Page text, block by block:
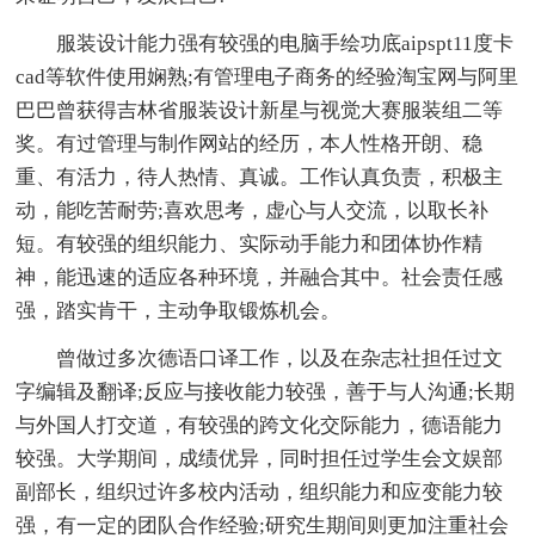
服装设计能力强有较强的电脑手绘功底aipspt11度卡
cad等软件使用娴熟;有管理电子商务的经验淘宝网与阿里
巴巴曾获得吉林省服装设计新星与视觉大赛服装组二等
奖。有过管理与制作网站的经历，本人性格开朗、稳
重、有活力，待人热情、真诚。工作认真负责，积极主
动，能吃苦耐劳;喜欢思考，虚心与人交流，以取长补
短。有较强的组织能力、实际动手能力和团体协作精
神，能迅速的适应各种环境，并融合其中。社会责任感
强，踏实肯干，主动争取锻炼机会。
曾做过多次德语口译工作，以及在杂志社担任过文
字编辑及翻译;反应与接收能力较强，善于与人沟通;长期
与外国人打交道，有较强的跨文化交际能力，德语能力
较强。大学期间，成绩优异，同时担任过学生会文娱部
副部长，组织过许多校内活动，组织能力和应变能力较
强，有一定的团队合作经验;研究生期间则更加注重社会